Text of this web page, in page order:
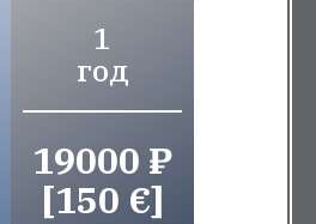
1
год
19000 ₽
[150 €]